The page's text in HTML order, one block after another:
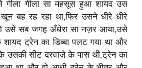
गीला गीला सा महसूस हुआ शायद उस
बह रह रहा था,फिर उसने धीरे धीरे
उसे सब जगह अँधेरा सा नज़र आया,उसे
ट्रेन का डिब्बा पलट गया था और
उसकी सीट दरवाज़े के पास थी,ट्रेन का